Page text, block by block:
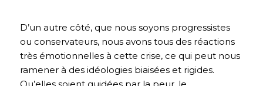
D’un autre côté, que nous soyons progressistes
ou conservateurs, nous avons tous des réactions
très émotionnelles à cette crise, ce qui peut nous
ramener à des idéologies biaisées et rigides.